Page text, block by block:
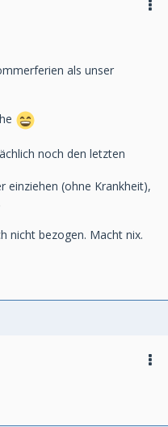
auch frei, wie gut.
als unser
noch den letzten
einziehen (ohne Krankheit),
nicht bezogen. Macht nix.